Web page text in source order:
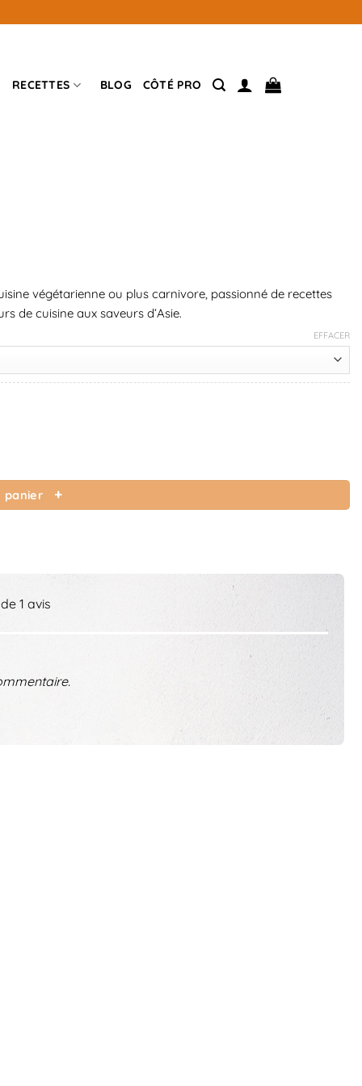
RECETTES BLOG CÔTÉ PRO
végétarienne ou plus carnivore, passionné de recettes
de cuisine aux saveurs d’Asie.
EFFACER
panier
1 avis